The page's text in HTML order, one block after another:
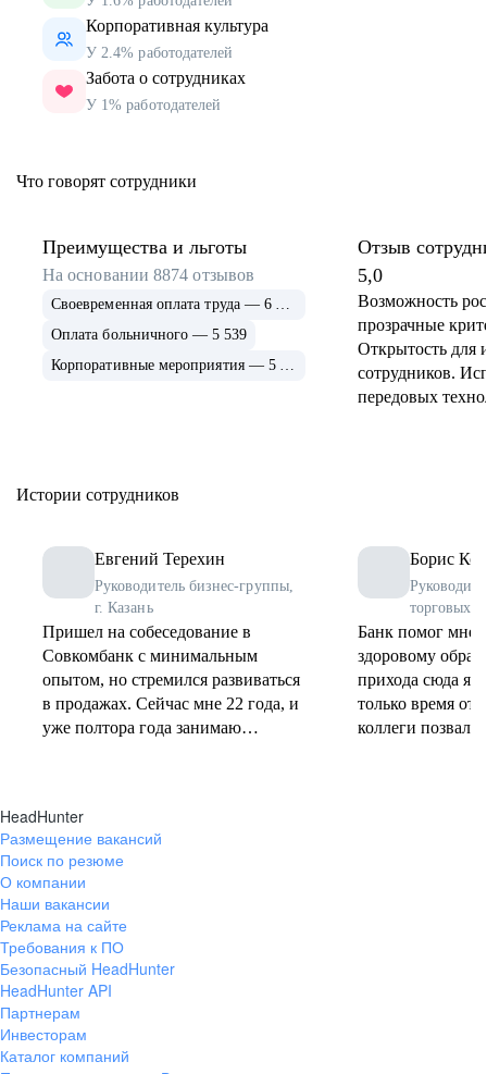
Корпоративная культура
У 2.4% работодателей
Забота о сотрудниках
У 1% работодателей
Что говорят сотрудники
Преимущества и льготы
На основании8874 отзывов
Своевременная оплата труда — 6 915
Оплата больничного — 5 539
Корпоративные мероприятия — 5 339
Отзыв
5,0
Возможность
прозрачные
Открытость для
сотрудников.
передовых
Истории сотрудников
Евгений Терехин
Руководитель бизнес-группы,
г. Казань
Пришел на собеседование в
Совкомбанк с минимальным
опытом, но стремился развиваться
в продажах. Сейчас мне 22 года, и
уже полтора года занимаю
образование. Молодежь сегодня
задаёт тренды и меняет рынок
труда, и горжусь тем, что являюсь
Борис
торговых
Банк помог мне
здоровому
прихода сюда я
только время от
коллеги позвали
HeadHunter
Размещение вакансий
Поиск по резюме
О компании
Наши вакансии
Реклама на сайте
Требования к ПО
Безопасный HeadHunter
HeadHunter API
Партнерам
Инвесторам
Каталог компаний